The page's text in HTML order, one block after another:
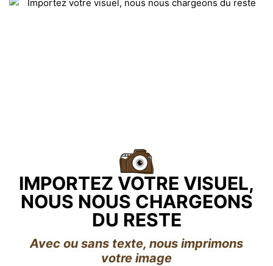
IMPORTEZ VOTRE VISUEL,
NOUS NOUS CHARGEONS
DU RESTE
Avec ou sans texte, nous imprimons
votre image